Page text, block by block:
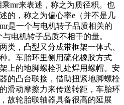
mr来表述，称之为质径积。也
的，称之为偏心率e（并不是几
是一个与电机转子品质相关的
电机转子品质不相干的量。
类，凸型又分成带框架一体式、
。车胎环里侧用硫化橡胶方式
上的地脚螺栓孔处焊用螺帽。安
的凸台联接，借助扭紧地脚螺栓
滑动摩擦力来传送转距，车胎环
故轮胎联轴器具备很高的延展